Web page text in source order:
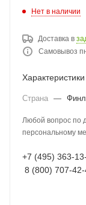
Нет в наличии
Доставка в
Самовывоз
Характеристики
Страна —
Любой вопрос по
персональному
+7 (495) 363-
8 (800) 707-42-